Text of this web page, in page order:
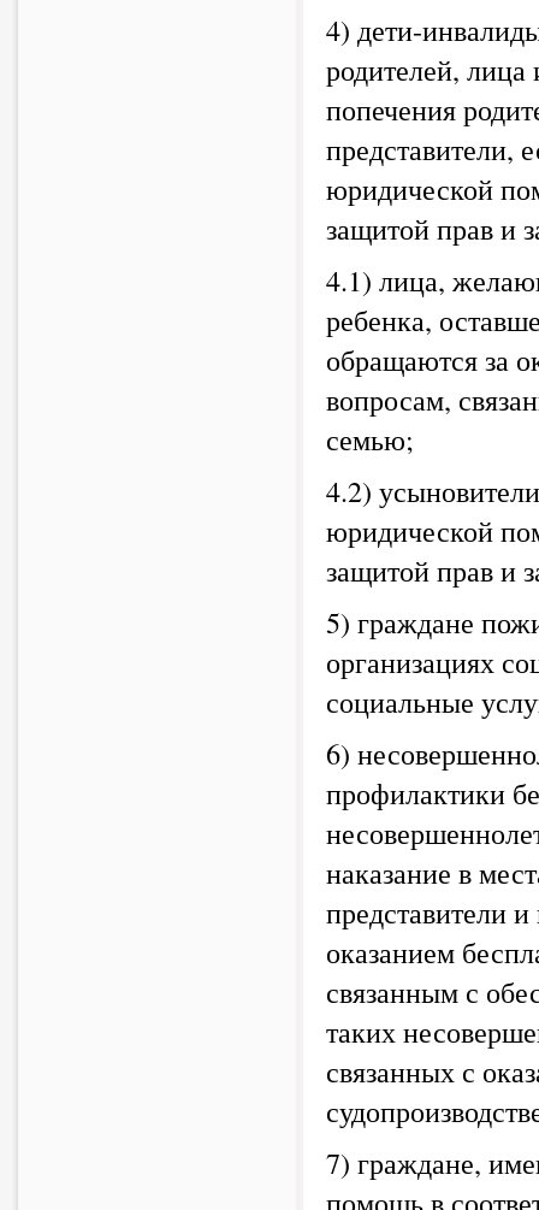
4) дети-
родителей, лица
попечения
представители,
юридической
защитой прав и
4.1) лица,
ребенка,
обращаются за
вопросам,
семью;
4.2)
юридической
защитой прав и
5) граждане
организациях
социальные
6)
профилактики
наказание в
представители
оказанием
связанным с
таких
связанных с
7) граждане,